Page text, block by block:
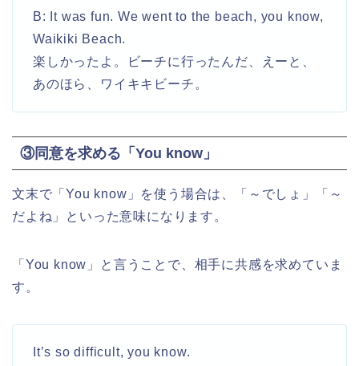
B: It was fun. We went to the beach, you know,
Waikiki Beach.
楽しかったよ。ビーチに行ったんだ、えーと、
あのほら、ワイキキビーチ。
③同意を求める「You know」
文末で「You know」を使う場合は、「～でしょ」「～
だよね」といった意味になります。
「You know」と言うことで、相手に共感を求めていま
す。
It’s so difficult, you know.